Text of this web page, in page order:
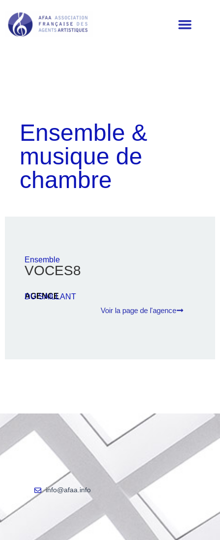
Ensemble &
musique de
chambre
Ensemble
VOCES8
AGENCE
DU SAILLANT
Voir la page de l'agence
info@afaa.info